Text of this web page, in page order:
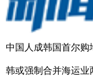
中国人成韩国首尔购
韩或强制合并海运业